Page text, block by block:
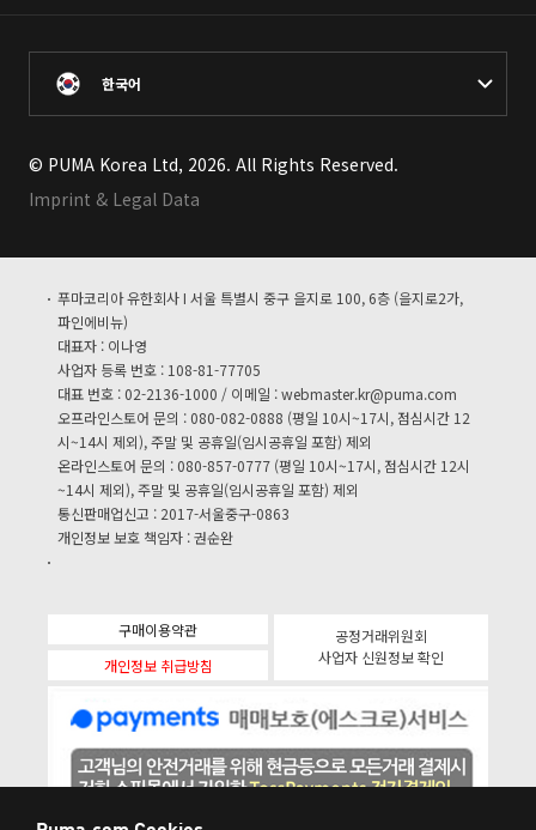
한국어
© PUMA Korea Ltd, 2026. All Rights Reserved.
Imprint & Legal Data
푸마코리아 유한회사 I 서울 특별시 중구 을지로 100, 6층 (을지로2가,
파인에비뉴)
대표자 : 이나영
사업자 등록 번호 : 108-81-77705
대표 번호 : 02-2136-1000 / 이메일 :webmaster.kr@puma.com
오프라인스토어 문의 : 080-082-0888 (평일 10시~17시, 점심시간 12
시~14시 제외), 주말 및 공휴일(임시공휴일 포함) 제외
온라인스토어 문의 : 080-857-0777 (평일 10시~17시, 점심시간 12시
~14시 제외), 주말 및 공휴일(임시공휴일 포함) 제외
통신판매업신고 : 2017-서울중구-0863
개인정보 보호 책임자 : 권순완
구매이용약관
개인정보 취급방침
공정거래위원회
사업자 신원정보 확인